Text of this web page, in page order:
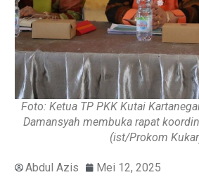
Foto: Ketua TP PKK Kutai
Damansyah membuka rapat
(ist/Prokom
Abdul Azis Mei 12, 2025